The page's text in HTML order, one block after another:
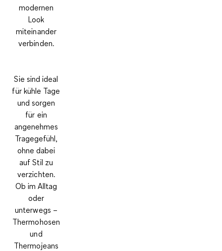
modernen
Look
miteinander
verbinden.
Sie sind ideal
für kühle Tage
und sorgen
für ein
angenehmes
Tragegefühl,
ohne dabei
auf Stil zu
verzichten.
Ob im Alltag
oder
unterwegs –
Thermohosen
und
Thermojeans